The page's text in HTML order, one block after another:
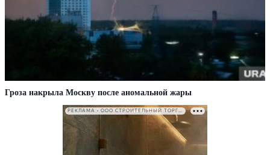
Гроза накрыла Москву после аномальной жары
РЕКЛАМА • ООО СТРОИТЕЛЬНЫЙ ТОРГОВЫЙ ДОМ «ПЕТРОВИЧ». ИНН: 7802348846